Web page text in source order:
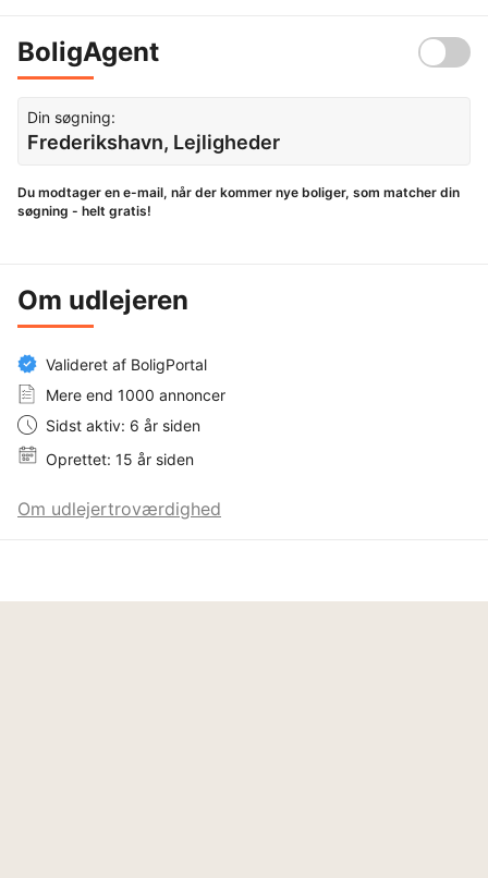
BoligAgent
Din søgning:
Frederikshavn, Lejligheder
Du modtager en e-mail, når der kommer nye boliger, som matcher din
søgning - helt gratis!
Om udlejeren
Valideret af BoligPortal
Mere end 1000 annoncer
Sidst aktiv: 6 år siden
Oprettet: 15 år siden
Om udlejertroværdighed